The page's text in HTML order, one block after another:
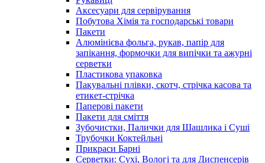
Аксесуари для сервірування
Побутова Хімія та господарські товари
Пакети
Алюмінієва фольга, рукав, папір для
запікання, формочки для випічки та ажурні
серветки
Пластикова упаковка
Пакувальні плівки, скотч, стрічка касова та
етикет-стрічка
Паперові пакети
Пакети для сміття
Зубочистки, Палички для Шашлика і Суші
Трубочки Коктейльні
Прикраси Барні
Серветки: Сухі, Вологі та для Диспенсерів